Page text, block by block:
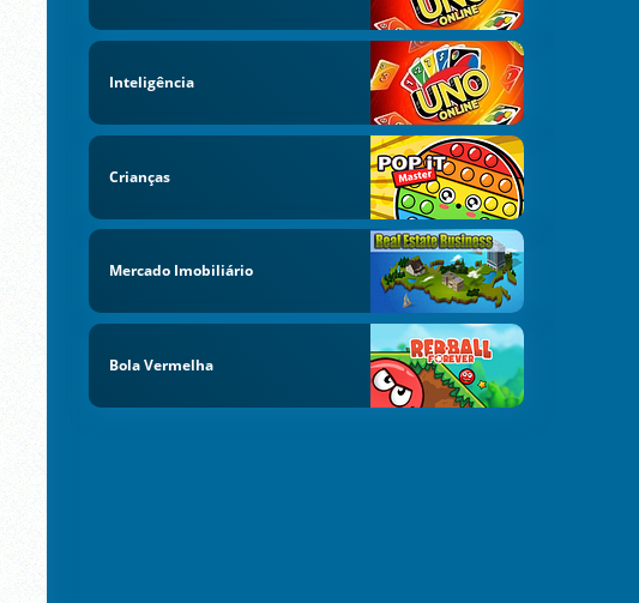
Inteligência
Crianças
Mercado Imobiliário
Bola Vermelha